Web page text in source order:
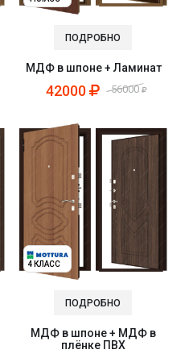
ПОДРОБНО
МДФ в шпоне + Ламинат
42000 56000
4 КЛАСС
ПОДРОБНО
МДФ в шпоне + МДФ в
плёнке ПВХ